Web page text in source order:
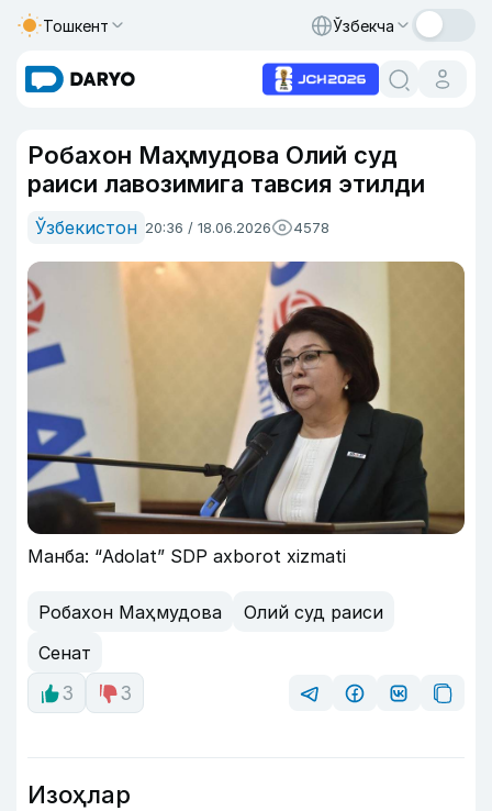
Тошкент Ўзбекча
Робахон Маҳмудова Олий суд
раиси лавозимига тавсия этилди
Ўзбекистон 20:36 / 18.06.2026 4578
Манба: “Adolat” SDP axborot xizmati
Робахон Маҳмудова
Олий суд раиси
Сенат
3
3
Изоҳлар